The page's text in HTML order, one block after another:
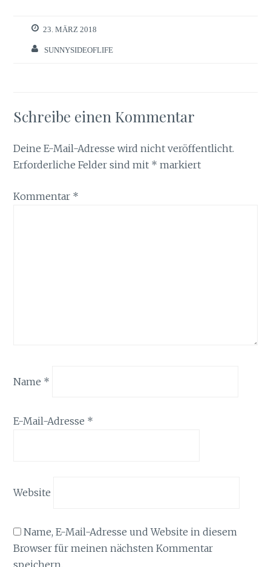
23. MÄRZ 2018
SUNNYSIDEOFLIFE
Schreibe einen Kommentar
Deine E-Mail-Adresse wird nicht veröffentlicht.
Erforderliche Felder sind mit * markiert
Kommentar *
Name *
E-Mail-Adresse *
Website
Name, E-Mail-Adresse und Website in diesem
Browser für meinen nächsten Kommentar